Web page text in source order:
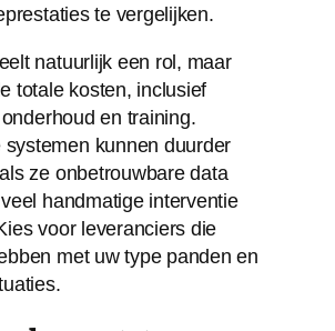
te vergelijken.
natuurlijk een rol, maar
totale kosten, inclusief
en training.
systemen kunnen duurder
ze onbetrouwbare data
handmatige interventie
voor leveranciers die
met uw type panden en